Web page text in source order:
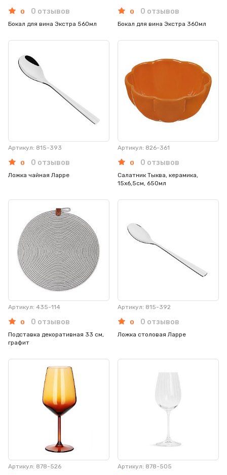
0 0 отзывов
Бокал для вина Экстра 560мл
0 0 отзывов
Бокал для вина Экстра 360мл
Артикул: 815-393
0 0 отзывов
Ложка чайная Ларре
Артикул: 826-361
0 0 отзывов
Салатник Тыква, керамика,
15х6,5см, 650мл
Артикул: 435-114
0 0 отзывов
Подставка декоративная 33 см,
графит
Артикул: 815-392
0 0 отзывов
Ложка столовая Ларре
Артикул: 878-526 Артикул: 878-505